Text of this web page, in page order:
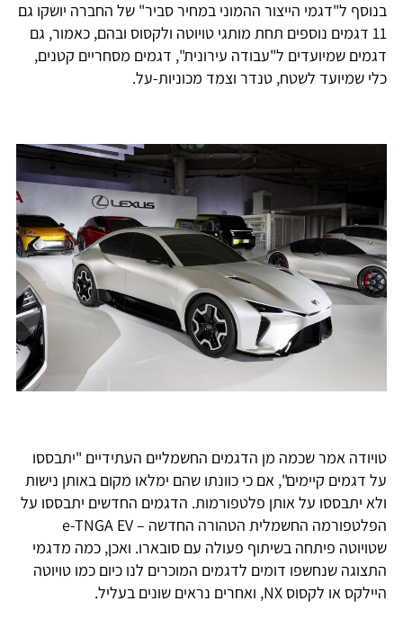
בנוסף ל"דגמי הייצור ההמוני במחיר סביר" של החברה יושקו גם
11 דגמים נוספים תחת מותגי טויוטה ולקסוס ובהם, כאמור, גם
דגמים שמיועדים ל"עבודה עירונית", דגמים מסחריים קטנים,
כלי שמיועד לשטח, טנדר וצמד מכוניות-על.
טויודה אמר שכמה מן הדגמים החשמליים העתידיים "יתבססו
על דגמים קיימים", אם כי כוונתו שהם ימלאו מקום באותן נישות
ולא יתבססו על אותן פלטפורמות. הדגמים החדשים יתבססו על
הפלטפורמה החשמלית הטהורה החדשה – e-TNGA EV
שטויוטה פיתחה בשיתוף פעולה עם סובארו. ואכן, כמה מדגמי
התצוגה שנחשפו דומים לדגמים המוכרים לנו כיום כמו טויוטה
היילקס או לקסוס NX, ואחרים נראים שונים בעליל.